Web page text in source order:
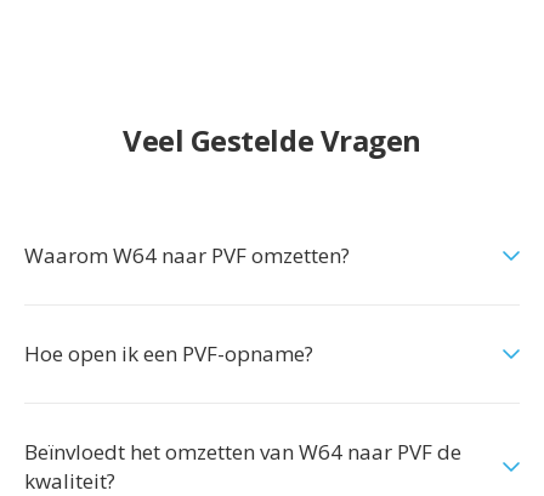
Veel Gestelde Vragen
Waarom W64 naar PVF omzetten?
Hoe open ik een PVF-opname?
Beïnvloedt het omzetten van W64 naar PVF de
kwaliteit?